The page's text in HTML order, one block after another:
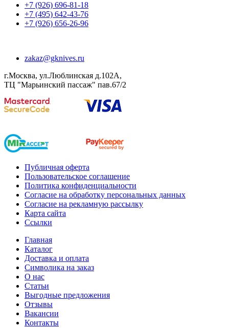
+7 (926) 696-81-18
+7 (495) 642-43-76
+7 (926) 656-26-96
zakaz@gknives.ru
г.Москва, ул.Люблинская д.102А,
ТЦ "Марьинский пассаж" пав.67/2
Публичная оферта
Пользовательское соглашение
Политика конфиденциальности
Согласие на обработку персональных данных
Согласие на рекламную рассылку
Карта сайта
Ссылки
Главная
Каталог
Доставка и оплата
Символика на заказ
О нас
Статьи
Выгодные предложения
Отзывы
Вакансии
Контакты